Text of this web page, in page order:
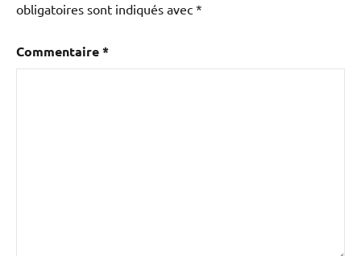
obligatoires sont indiqués avec *
Commentaire*